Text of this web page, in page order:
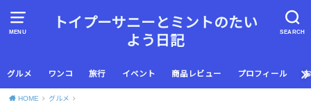
MENU SEARCH
トイプーサニーとミントのたい
よう日記
グルメ ワンコ 旅行 イベント 商品レビュー プロフィール
HOME グルメ